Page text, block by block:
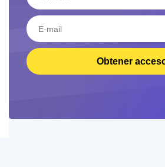
Obtener